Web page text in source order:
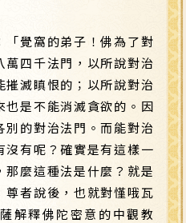
覺窩的弟子！佛為了對
四千法門，以所說對治
滅瞋恨的；以所說對治
是不能消滅貪欲的。因
的對治法門。而能對治
沒有呢？確實是有這樣一
麼這種法是什麼？就是
者說後，也就對慬哦瓦
解釋佛陀密意的中觀教